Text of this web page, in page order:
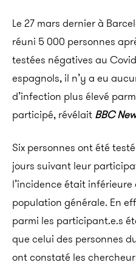
Le 27 mars dernier à
réuni 5 000 personnes
testées négatives au
espagnols, il n’y a eu
d’infection plus élevé
participé, révélait BBC
Six personnes ont été
jours suivant leur
l’incidence était
population générale. En
parmi les participant.e.s
que celui des personnes
ont constaté les